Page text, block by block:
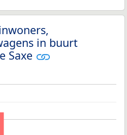
in buurt
Saxe